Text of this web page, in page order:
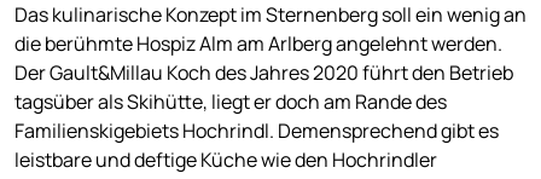
Das kulinarische Konzept im Sternenberg soll ein wenig an
die berühmte Hospiz Alm am Arlberg angelehnt werden.
Der Gault&Millau Koch des Jahres 2020 führt den Betrieb
tagsüber als Skihütte, liegt er doch am Rande des
Familienskigebiets Hochrindl. Demensprechend gibt es
leistbare und deftige Küche wie den Hochrindler